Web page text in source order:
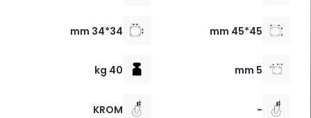
45*45 mm
34*34 mm
5 mm
40 kg
-
KROM